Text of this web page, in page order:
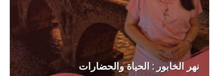
نهر الخابور : الحياة والحضارات